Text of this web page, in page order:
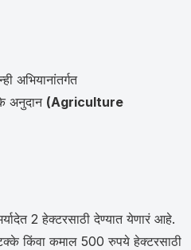
अभियानांतर्गत
अनुदान (Agriculture
2 हेक्टरसाठी देण्यात येणारं आहे.
किंवा कमाल 500 रुपये हेक्टरसाठी